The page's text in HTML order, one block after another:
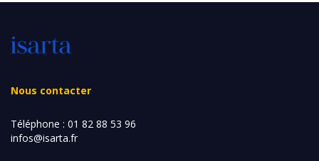
Nous contacter
Téléphone : 01 82 88 53 96
infos@isarta.fr